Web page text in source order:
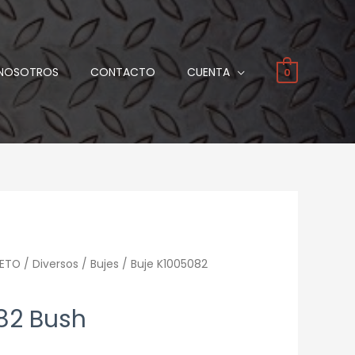
CONTACTO CUENTA 0
/ Diversos / Bujes / Buje K1005082
Bush